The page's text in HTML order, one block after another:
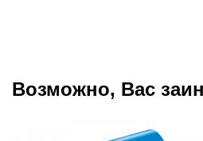
Возможно, Вас